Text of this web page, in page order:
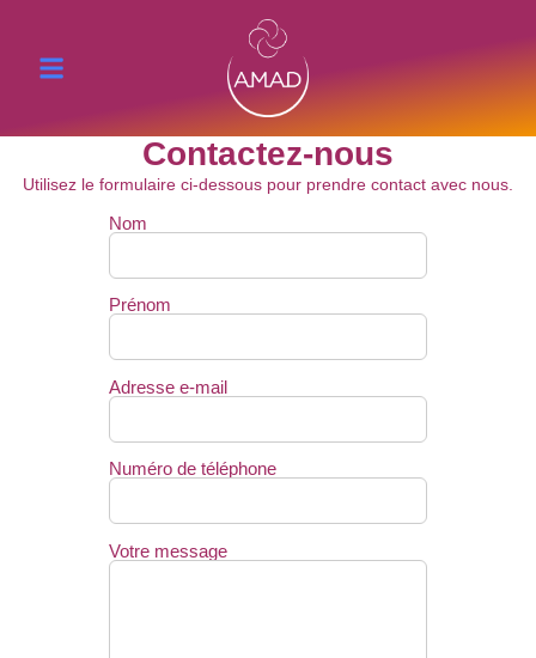
Contactez-nous
Utilisez le formulaire ci-dessous pour prendre contact avec nous.
Nom
Prénom
Adresse e-mail
Numéro de téléphone
Votre message